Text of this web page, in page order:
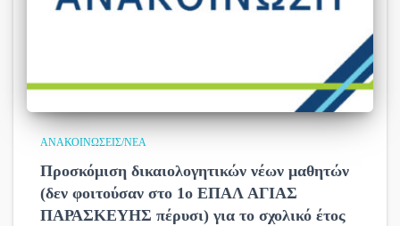
ΑΝΑΚΟΙΝΏΣΕΙΣ/ΝΈΑ
Προσκόμιση δικαιολογητικών νέων μαθητών
(δεν φοιτούσαν στο 1ο ΕΠΑΛ ΑΓΙΑΣ
ΠΑΡΑΣΚΕΥΗΣ πέρυσι) για το σχολικό έτος